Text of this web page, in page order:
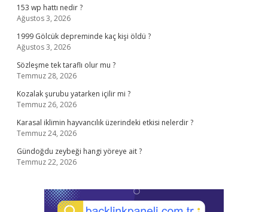
153 wp hattı nedir ?
Ağustos 3, 2026
1999 Gölcük depreminde kaç kişi öldü ?
Ağustos 3, 2026
Sözleşme tek taraflı olur mu ?
Temmuz 28, 2026
Kozalak şurubu yatarken içilir mi ?
Temmuz 26, 2026
Karasal iklimin hayvancılık üzerindeki etkisi nelerdir ?
Temmuz 24, 2026
Gündoğdu zeybeği hangi yöreye ait ?
Temmuz 22, 2026